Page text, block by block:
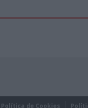
Política de Cookies